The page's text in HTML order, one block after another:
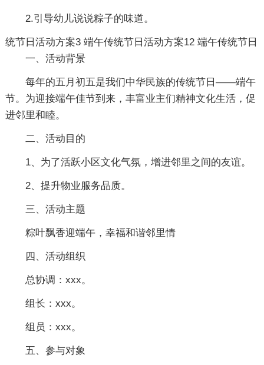
2.引导幼儿说说粽子的味道。
统节日活动方案3
一、活动背景
每年的五月初五是我们中华民族的传统节日——端午
节。为迎接端午佳节到来，丰富业主们精神文化生活，促
进邻里和睦。
二、活动目的
1、为了活跃小区文化气氛，增进邻里之间的友谊。
2、提升物业服务品质。
三、活动主题
粽叶飘香迎端午，幸福和谐邻里情
四、活动组织
总协调：xxx。
组长：xxx。
组员：xxx。
五、参与对象
端午传统节日活动方案12 端午传统节日